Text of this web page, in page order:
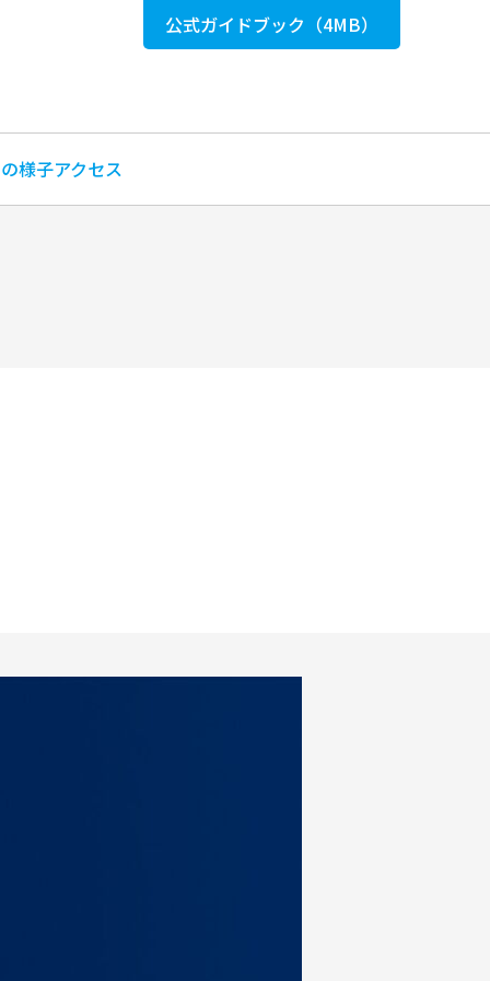
公式ガイドブック（4MB）
様子アクセス